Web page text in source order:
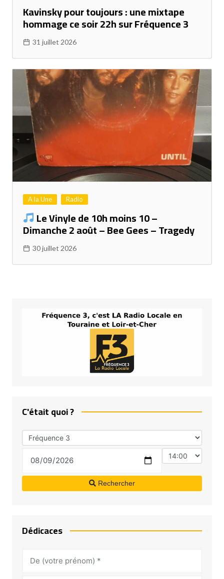
Kavinsky pour toujours : une mixtape
hommage ce soir 22h sur Fréquence 3
31 juillet 2026
A la Une Radio
Le Vinyle de 10h moins 10 –
Dimanche 2 août – Bee Gees – Tragedy
30 juillet 2026
C'était quoi ?
Rechercher
Dédicaces